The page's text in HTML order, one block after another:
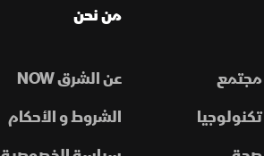
مجتمع
تكنولوجيا
من نحن
عن الشرق NOW
الشروط و الأحكام